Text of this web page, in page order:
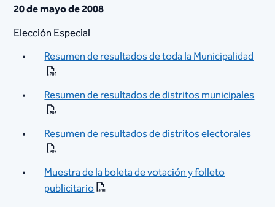
20 de mayo de 2008
Elección Especial
Resumen de resultados de toda la Municipalidad
Resumen de resultados de distritos municipales
Resumen de resultados de distritos electorales
Muestra de la boleta de votación y folleto
publicitario​